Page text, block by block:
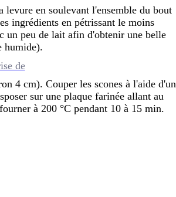
de
en soulevant l'ensemble du bout
ingrédients en pétrissant le moins
un peu de lait afin d'obtenir une belle
humide).
4 cm). Couper les scones à l'aide d'un
sur une plaque farinée allant au
à 200 °C pendant 10 à 15 min.